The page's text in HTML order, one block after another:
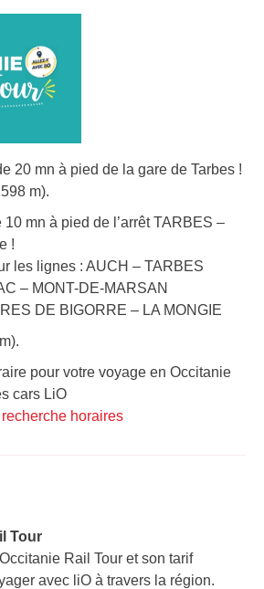
20 mn à pied de la gare de Tarbes !
m).
10 mn à pied de l’arrêt TARBES –
!
les lignes : AUCH – TARBES
– MONT-DE-MARSAN
DE BIGORRE – LA MONGIE
pour votre voyage en Occitanie
cars LiO
horaires
Tour​
Rail Tour et son tarif
avec liO à travers la région.